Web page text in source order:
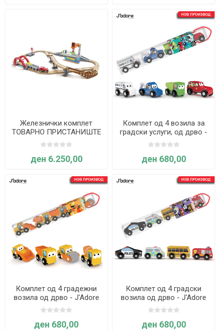
Железнички комплет
ТОВАРНО ПРИСТАНИШТЕ
- Hape International
ден 6.250,00
Комплет од 4 возила за
градски услуги, од дрво -
J'Adore
ден 680,00
Комплет од 4 градежни
возила од дрво - J'Adore
ден 680,00
Комплет од 4 градски
возила од дрво - J'Adore
ден 680,00